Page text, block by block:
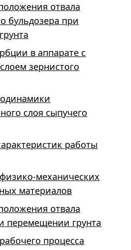
отвала
бульдозера при
в аппарате с
зернистого
слоя сыпучего
работы
механических
материалов
отвала
перемещении грунта
процесса